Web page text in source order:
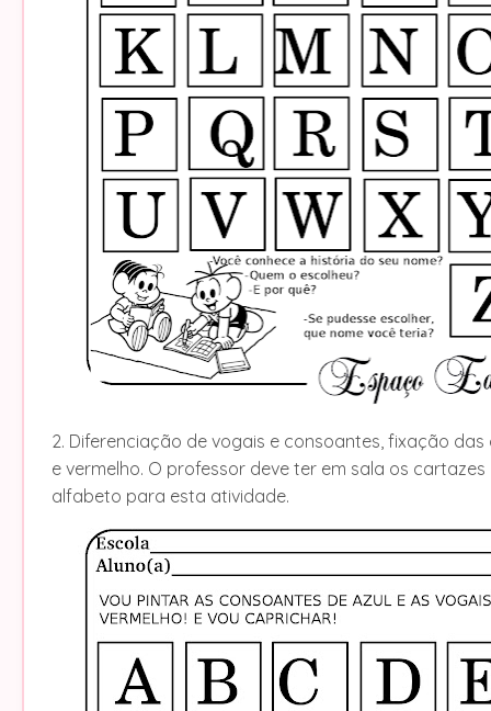
2. Diferenciação de vogais e consoantes, fixação das
e vermelho. O professor deve ter em sala os cartazes
alfabeto para esta atividade.